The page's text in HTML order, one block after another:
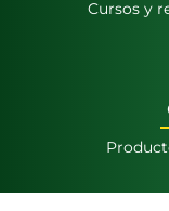
Cursos y